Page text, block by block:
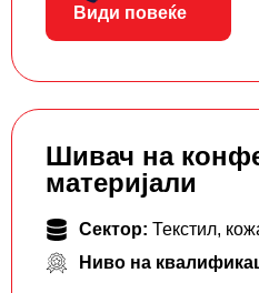
Види повеќе
Шивач на
материјали
Сектор: Текстил,
Ниво на